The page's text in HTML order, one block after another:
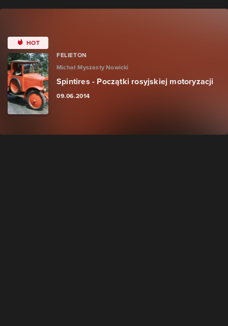
HOT
FELIETON
Michał Myszasty Nowicki
Spintires - Początki rosyjskiej motoryzacji
09.06.2014